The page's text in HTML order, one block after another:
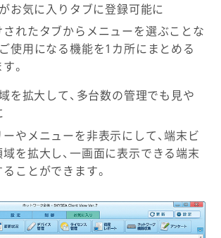
お気に入りタブに登録可能に
されたタブからメニューを選ぶことな
使用になる機能を1カ所にまとめる
。
を拡大して、多台数の管理でも見や
やメニューを非表示にして、端末ビ
を拡大し、一画面に表示できる端末
ことができます。